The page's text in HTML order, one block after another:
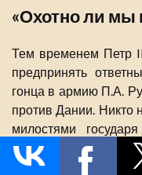
«Охотно ли мы
Тем временем Петр
предпринять
гонца в армию П.А.
против Дании. Никто
милостями
заговорщикам.
предположить,